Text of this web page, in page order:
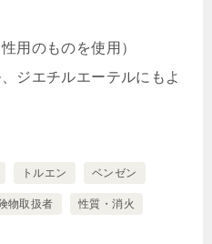
用のものを使用）
ジエチルエーテルにもよ
トルエン ベンゼン
物取扱者 性質・消火